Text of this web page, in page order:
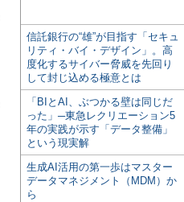
信託銀行の“雄”が目指す「セキュ
リティ・バイ・デザイン」。高
度化するサイバー脅威を先回り
して封じ込める極意とは
「BIとAI、ぶつかる壁は同じだ
った」─東急レクリエーション5
年の実践が示す「データ整備」
という現実解
生成AI活用の第一歩はマスター
データマネジメント（MDM）か
ら